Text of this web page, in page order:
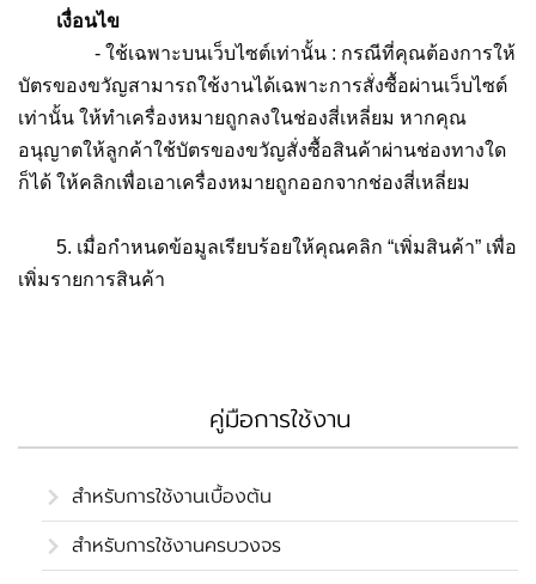
เงื่อนไข
- ใช้เฉพาะบนเว็บไซต์เท่านั้น : กรณีที่คุณต้องการให้
บัตรของขวัญสามารถใช้งานได้เฉพาะการสั่งซื้อผ่านเว็บไซต์
เท่านั้น ให้ทำเครื่องหมายถูกลงในช่องสี่เหลี่ยม หากคุณ
อนุญาตให้ลูกค้าใช้บัตรของขวัญสั่งซื้อสินค้าผ่านช่องทางใด
ก็ได้ ให้คลิกเพื่อเอาเครื่องหมายถูกออกจากช่องสี่เหลี่ยม
5. เมื่อกำหนดข้อมูลเรียบร้อยให้คุณคลิก “เพิ่มสินค้า” เพื่อ
เพิ่มรายการสินค้า
คู่มือการใช้งาน
สำหรับการใช้งานเบื้องต้น
สำหรับการใช้งานครบวงจร